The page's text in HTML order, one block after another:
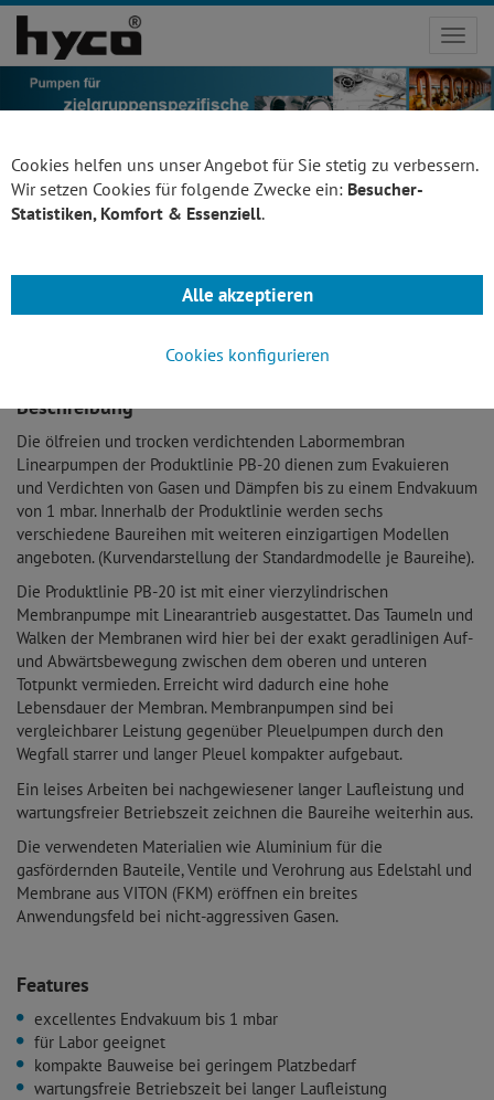
Labormembran
Linearpumpe
Beschreibung
Die ölfreien und trocken verdichtenden Labormembran
Linearpumpen der Produktlinie PB-20 dienen zum Evakuieren
und Verdichten von Gasen und Dämpfen bis zu einem Endvakuum
von 1 mbar. Innerhalb der Produktlinie werden sechs
verschiedene Baureihen mit weiteren einzigartigen Modellen
angeboten. (Kurvendarstellung der Standardmodelle je Baureihe).
Die Produktlinie PB-20 ist mit einer vierzylindrischen
Membranpumpe mit Linearantrieb ausgestattet. Das Taumeln und
Walken der Membranen wird hier bei der exakt geradlinigen Auf-
und Abwärtsbewegung zwischen dem oberen und unteren
Totpunkt vermieden. Erreicht wird dadurch eine hohe
Lebensdauer der Membran. Membranpumpen sind bei
vergleichbarer Leistung gegenüber Pleuelpumpen durch den
Wegfall starrer und langer Pleuel kompakter aufgebaut.
Ein leises Arbeiten bei nachgewiesener langer Laufleistung und
wartungsfreier Betriebszeit zeichnen die Baureihe weiterhin aus.
Die verwendeten Materialien wie Aluminium für die
gasfördernden Bauteile, Ventile und Verohrung aus Edelstahl und
Membrane aus VITON (FKM) eröffnen ein breites
Anwendungsfeld bei nicht-aggressiven Gasen.
Features
excellentes Endvakuum bis 1 mbar
für Labor geeignet
kompakte Bauweise bei geringem Platzbedarf
wartungsfreie Betriebszeit bei langer Laufleistung
Cookies helfen uns unser Angebot für Sie stetig zu verbessern.
Wir setzen Cookies für folgende Zwecke ein: Besucher-
Statistiken, Komfort & Essenziell.
Cookies konfigurieren
Alle akzeptieren